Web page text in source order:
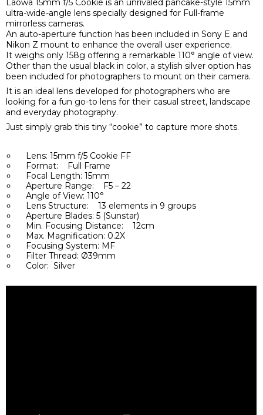
ultra-wide-angle lens specially designed for Full-frame
mirrorless cameras.
An auto-aperture function has been included in Sony E and
Nikon Z mount to enhance the overall user experience.
It weighs only 158g offering a remarkable 110° angle of view.
Other than the usual black in color, a stylish silver option has
been included for photographers to mount on their camera.
It is an ideal lens developed for photographers who are
looking for a fun go-to lens for their casual street, landscape
and everyday photography.
Just simply grab this tiny “cookie” to capture more shots.
Lens: 15mm f/5 Cookie FF
Format: Full Frame
Focal Length: 15mm
Aperture Range: F5 – 22
Angle of View: 110°
Lens Structure: 13 elements in 9 groups
Aperture Blades: 5 (Sunstar)
Min. Focusing Distance: 12cm
Max. Magnification: 0.2X
Focusing System: MF
Filter Thread: Ø39mm
Color: Silver